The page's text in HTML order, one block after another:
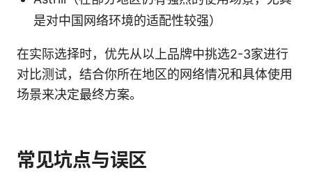
是对中国网络环境的适配性较强）
在实际选择时，优先从以上品牌中挑选2-3家进行
对比测试，结合你所在地区的网络情况和具体使用
场景来决定最终方案。
常见坑点与误区